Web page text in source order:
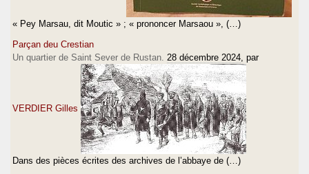
« Pey Marsau, dit Moutic » ; « prononcer Marsaou », (…)
Parçan deu Crestian
Un quartier de Saint Sever de Rustan. 28 décembre 2024 , par
VERDIER Gilles
Dans des pièces écrites des archives de l’abbaye de (…)